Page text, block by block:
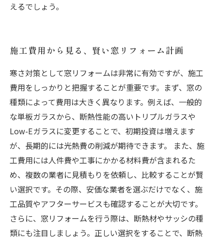
えるでしょう。
施工費用から見る、賢い窓リフォーム計画
寒さ対策として窓リフォームは非常に有効ですが、施工
費用をしっかりと把握することが重要です。まず、窓の
種類によって費用は大きく異なります。例えば、一般的
な単板ガラスから、断熱性能の高いトリプルガラスや
Low-Eガラスに変更することで、初期投資は増えます
が、長期的には光熱費の削減が期待できます。 また、施
工費用には人件費や工事にかかる材料費が含まれるた
め、複数の業者に見積もりを依頼し、比較することが賢
い選択です。その際、安価な業者を選ぶだけでなく、施
工品質やアフターサービスも確認することが大切です。
さらに、窓リフォームを行う際は、断熱材やサッシの種
類にも注目しましょう。正しい選択をすることで、断熱